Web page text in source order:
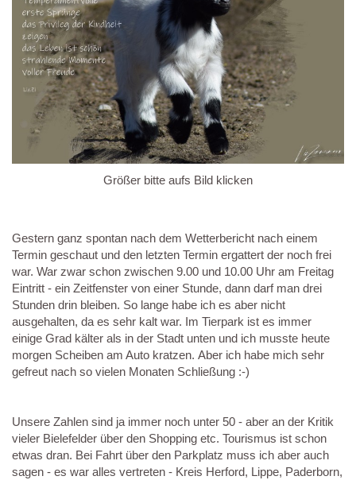
Größer bitte aufs Bild klicken
Gestern ganz spontan nach dem Wetterbericht nach einem
Termin geschaut und den letzten Termin ergattert der noch frei
war. War zwar schon zwischen 9.00 und 10.00 Uhr am Freitag
Eintritt - ein Zeitfenster von einer Stunde, dann darf man drei
Stunden drin bleiben. So lange habe ich es aber nicht
ausgehalten, da es sehr kalt war. Im Tierpark ist es immer
einige Grad kälter als in der Stadt unten und ich musste heute
morgen Scheiben am Auto kratzen. Aber ich habe mich sehr
gefreut nach so vielen Monaten Schließung :-)
Unsere Zahlen sind ja immer noch unter 50 - aber an der Kritik
vieler Bielefelder über den Shopping etc. Tourismus ist schon
etwas dran. Bei Fahrt über den Parkplatz muss ich aber auch
sagen - es war alles vertreten - Kreis Herford, Lippe, Paderborn,